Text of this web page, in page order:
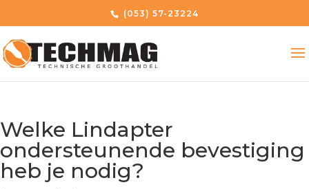
(053) 57-23224
Welke Lindapter
ondersteunende bevestiging
heb je nodig?